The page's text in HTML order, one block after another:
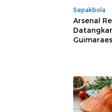
Sepakbola
Arsenal
Guimaraes